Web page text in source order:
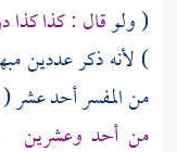
( ولوقال : كذا كذا
) لأنه ذكر عددين
من المفسر أحد عشر
من أحد وعشرين